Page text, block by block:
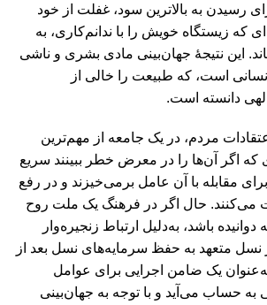
رسیدن به بالاترین سود، غفلت از خود
که زیستگاه خویش را با ندانم‌کاری، به
این نتیجۀ جهان‌بینی مادی بشری و ناشی
است، که طبیعت را خالی از
دانسته است.
مردم، در یک جامعه از مهم‌ترین
اگر آن‌ها را در معرض خطر ببینند سریع
مقابله با آن عامل برمی‌خیزند و در رفع
می‌کنند. حال اگر در فرهنگ یک ملت روح
باشد، به‌دلیل ارتباط زنجیره‌وار
نسل متعهد به حفظ سرمایه‌های نسل بعد از
یک ضامن اجرایی برای عوامل
حساب می‌آید و با توجه به جهان‌بینی